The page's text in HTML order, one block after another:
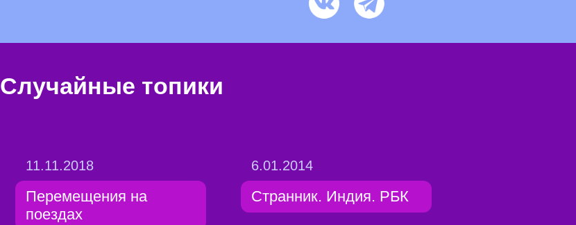
Случайные топики
11.11.2018
Перемещения на
поездах
6.01.2014
Странник. Индия. РБК